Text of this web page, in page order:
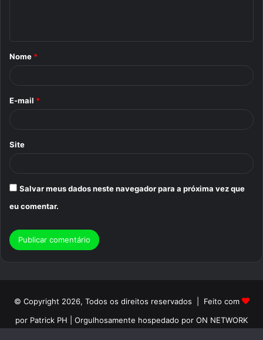
r
Nome *
E-mail *
Site
Salvar meus dados neste navegador para a próxima vez que
eu comentar.
© Copyright 2026, Todos os direitos reservados | Feito com
por Patrick PH | Orgulhosamente hospedado por ON NETWORK